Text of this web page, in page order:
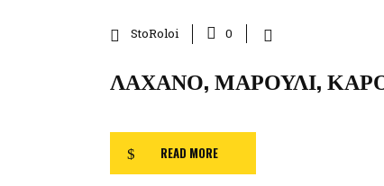
StoRoloi 0
ΛΆΧΑΝΟ, ΜΑΡΟΎΛΙ,
READ MORE